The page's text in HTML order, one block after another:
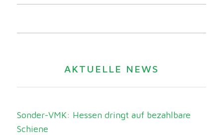
AKTUELLE NEWS
Sonder-VMK: Hessen dringt auf bezahlbare
Schiene